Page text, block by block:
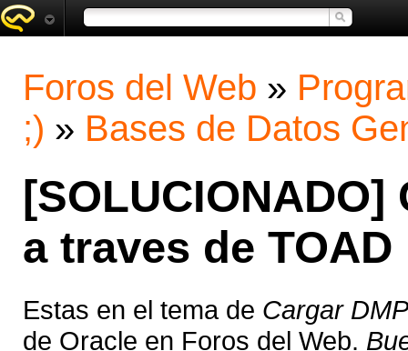
Foros del Web »
;) » Bases de Datos
a traves de TOAD
Estas en el tema de Cargar
de Oracle en Foros del Web.